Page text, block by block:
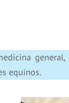
equinos.